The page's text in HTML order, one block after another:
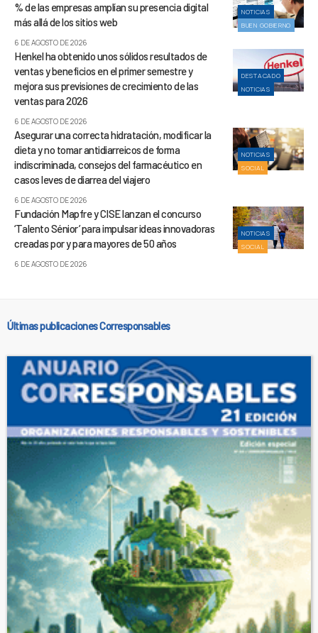
NOTICIAS
BUEN GOBIERNO
% de las empresas amplían su presencia digital
más allá de los sitios web
6 DE AGOSTO DE 2026
DESTACADO
NOTICIAS
Henkel ha obtenido unos sólidos resultados de
ventas y beneficios en el primer semestre y
mejora sus previsiones de crecimiento de las
ventas para 2026
6 DE AGOSTO DE 2026
NOTICIAS
SOCIAL
Asegurar una correcta hidratación, modificar la
dieta y no tomar antidiarreicos de forma
indiscriminada, consejos del farmacéutico en
casos leves de diarrea del viajero
6 DE AGOSTO DE 2026
NOTICIAS
SOCIAL
Fundación Mapfre y CISE lanzan el concurso
‘Talento Sénior’ para impulsar ideas innovadoras
creadas por y para mayores de 50 años
6 DE AGOSTO DE 2026
Últimas publicaciones Corresponsables